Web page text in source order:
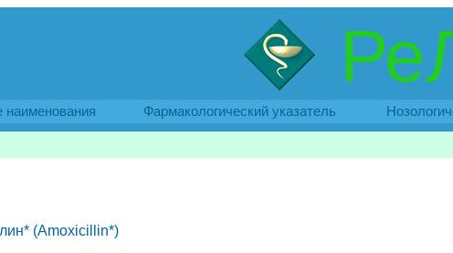
наименования Фармакологический указатель
(Amoxicillin*)